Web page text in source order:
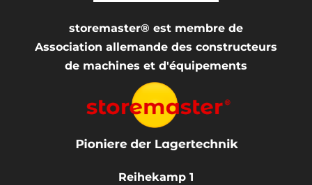
storemaster® est membre de
Association allemande des constructeurs
de machines et d'équipements
Reihekamp 1